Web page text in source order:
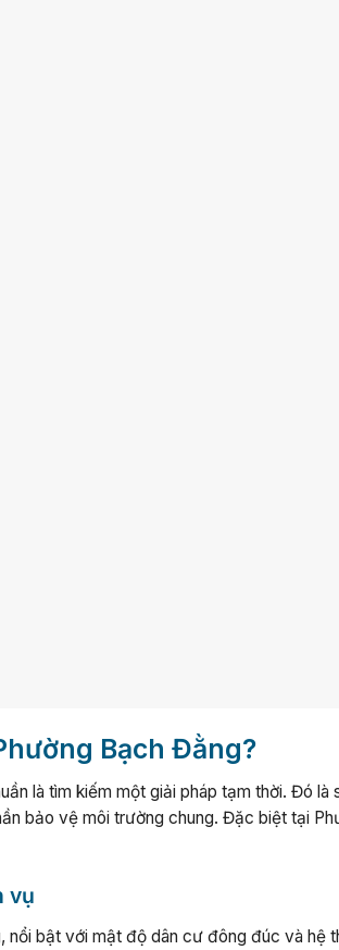
Bạch Đằng?
là tìm kiếm một giải pháp tạm thời. Đó là
bảo vệ môi trường chung. Đặc biệt tại
vụ
nổi bật với mật độ dân cư đông đúc và hệ